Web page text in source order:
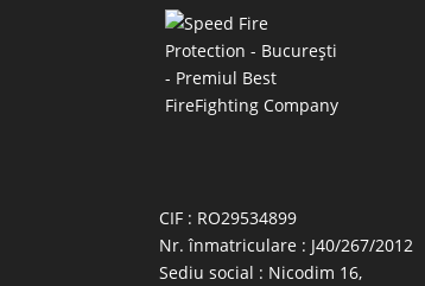
CIF : RO29534899
Nr. înmatriculare : J40/267/2012
Sediu social : Nicodim 16,